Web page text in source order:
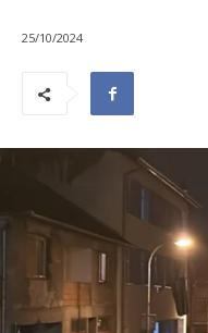
25/10/2024